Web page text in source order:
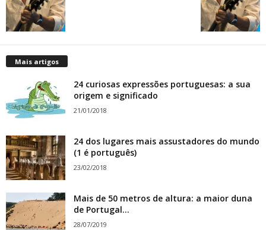
Mais artigos
24 curiosas expressões portuguesas: a sua
origem e significado
21/01/2018
24 dos lugares mais assustadores do mundo
(1 é português)
23/02/2018
Mais de 50 metros de altura: a maior duna
de Portugal...
28/07/2019